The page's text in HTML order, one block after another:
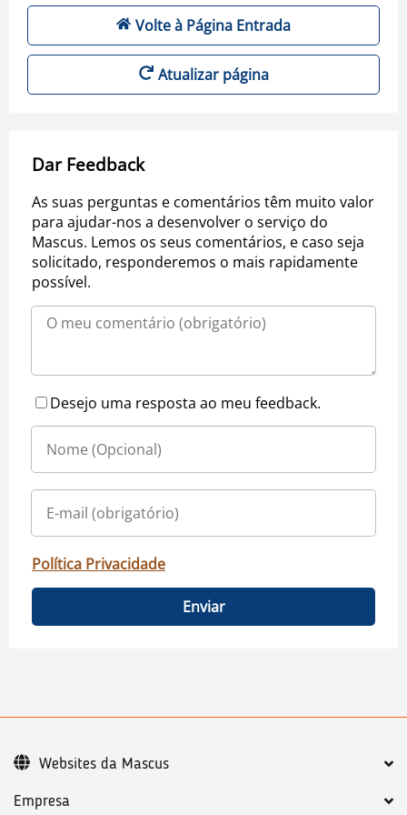
Volte à Página Entrada
Atualizar página
Dar Feedback
As suas perguntas e comentários têm muito valor
para ajudar-nos a desenvolver o serviço do
Mascus. Lemos os seus comentários, e caso seja
solicitado, responderemos o mais rapidamente
possível.
Desejo uma resposta ao meu feedback.
Política Privacidade
Enviar
Empresa
Websites da Mascus